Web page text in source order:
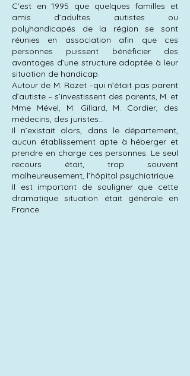
C’est en 1995 que quelques familles et
amis d’adultes autistes ou
polyhandicapés de la région se sont
réunies en association afin que ces
personnes puissent bénéficier des
avantages d’une structure adaptée à leur
situation de handicap.
Autour de M. Razet –qui n’était pas parent
d’autiste – s’investissent des parents, M. et
Mme Mével, M. Gillard, M. Cordier, des
médecins, des juristes…
Il n’existait alors, dans le département,
aucun établissement apte à héberger et
prendre en charge ces personnes. Le seul
recours était, trop souvent
malheureusement, l’hôpital psychiatrique.
Il est important de souligner que cette
dramatique situation était générale en
France.